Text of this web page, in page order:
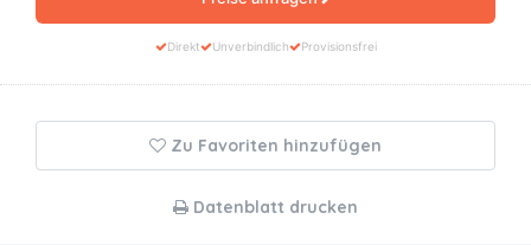
Direkt Unverbindlich Provisionsfrei
Zu Favoriten hinzufügen
Datenblatt drucken